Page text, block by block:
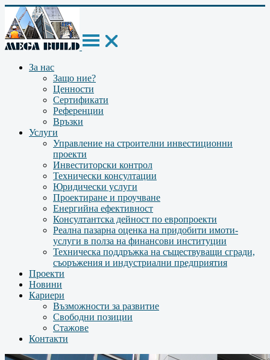
За нас
Защо ние?
Ценности
Сертификати
Референции
Връзки
Услуги
Управление на строителни инвестиционни
проекти
Инвеститорски контрол
Технически консултации
Юридически услуги
Проектиране и проучване
Енергийна ефективност
Консултантска дейност по европроекти
Реална пазарна оценка на придобити имоти-
услуги в полза на финансови институции
Техническа поддръжка на съществуващи сгради,
съоръжения и индустриални предприятия
Проекти
Новини
Кариери
Възможности за развитие
Свободни позиции
Стажове
Контакти